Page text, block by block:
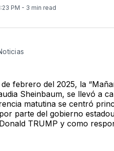
PM - 3 min read
febrero del 2025, la
Sheinbaum, se llevó a
matutina se centró
parte del gobierno
TRUMP y como